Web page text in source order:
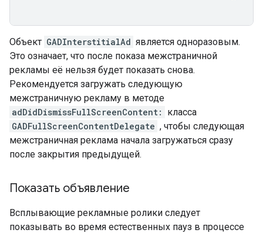
Объект GADInterstitialAd является одноразовым.
Это означает, что после показа межстраничной
рекламы её нельзя будет показать снова.
Рекомендуется загружать следующую
межстраничную рекламу в методе
adDidDismissFullScreenContent:
класса
GADFullScreenContentDelegate , чтобы следующая
межстраничная реклама начала загружаться сразу
после закрытия предыдущей.
Показать объявление
Всплывающие рекламные ролики следует
показывать во время естественных пауз в процессе